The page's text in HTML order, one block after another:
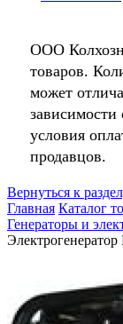
ООО
товаров.
может
условия
продавцов.
Вернуться к
Главная Каталог
Генераторы и